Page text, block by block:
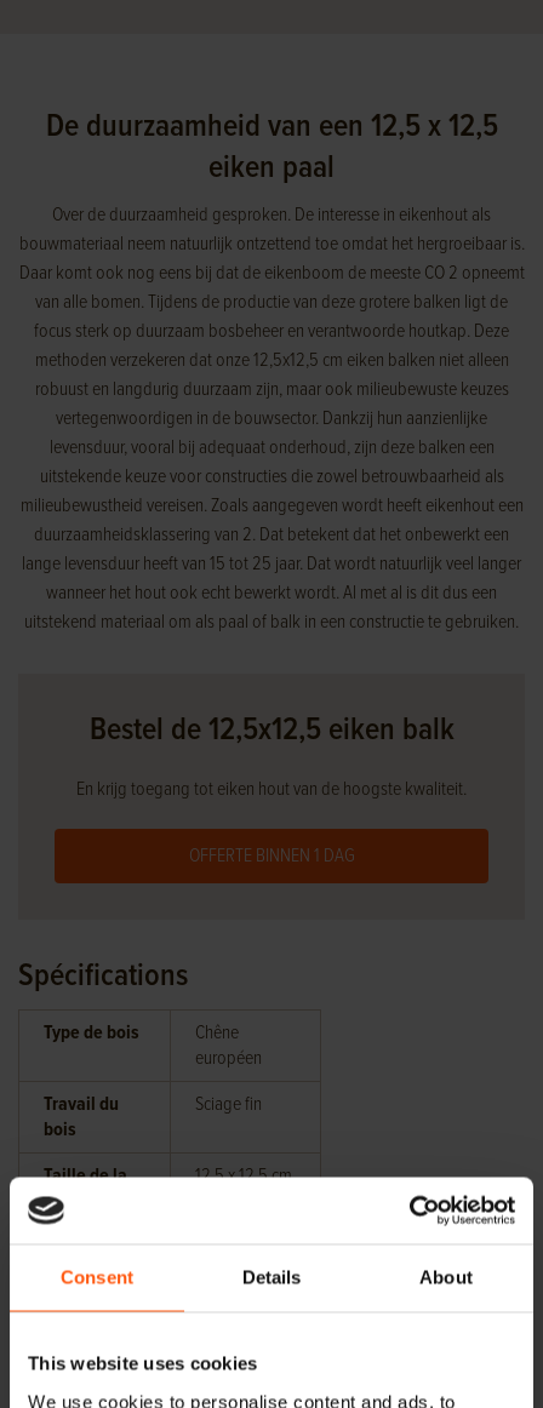
Consent Details About
This website uses cookies
We use cookies to personalise content and ads, to
De duurzaamheid van een 12,5 x 12,5
eiken paal
Over de duurzaamheid gesproken. De interesse in eikenhout als
bouwmateriaal neem natuurlijk ontzettend toe omdat het hergroeibaar is.
Daar komt ook nog eens bij dat de eikenboom de meeste CO 2 opneemt
van alle bomen. Tijdens de productie van deze grotere balken ligt de
focus sterk op duurzaam bosbeheer en verantwoorde houtkap. Deze
methoden verzekeren dat onze 12,5x12,5 cm eiken balken niet alleen
robuust en langdurig duurzaam zijn, maar ook milieubewuste keuzes
vertegenwoordigen in de bouwsector. Dankzij hun aanzienlijke
levensduur, vooral bij adequaat onderhoud, zijn deze balken een
uitstekende keuze voor constructies die zowel betrouwbaarheid als
milieubewustheid vereisen. Zoals aangegeven wordt heeft eikenhout een
duurzaamheidsklassering van 2. Dat betekent dat het onbewerkt een
lange levensduur heeft van 15 tot 25 jaar. Dat wordt natuurlijk veel langer
wanneer het hout ook echt bewerkt wordt. Al met al is dit dus een
uitstekend materiaal om als paal of balk in een constructie te gebruiken.
Bestel de 12,5x12,5 eiken balk
En krijg toegang tot eiken hout van de hoogste kwaliteit.
OFFERTE BINNEN 1 DAG
Spécifications
Type de bois
Chêne
européen
Travail du
bois
Sciage fin
Taille de la
tête
12,5 x 12,5 cm
andere
6x6cm cm.